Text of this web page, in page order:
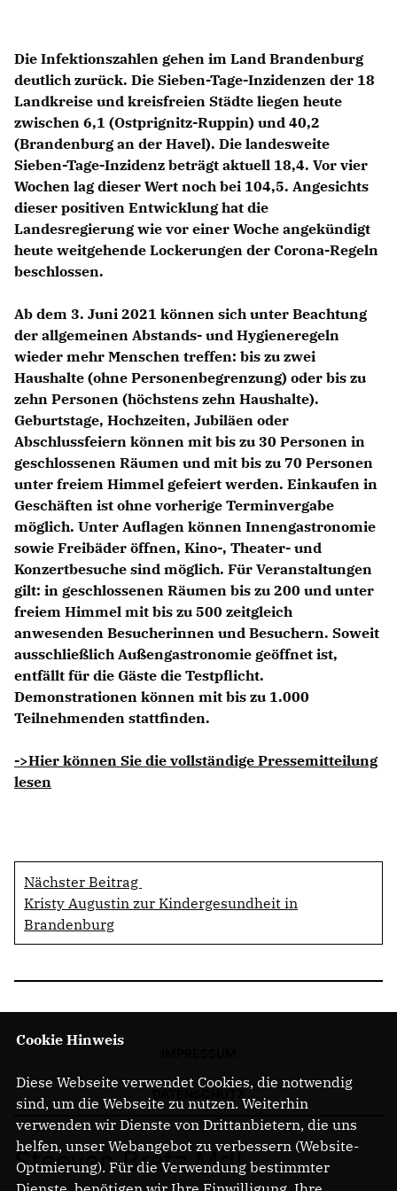
Die Infektionszahlen gehen im Land Brandenburg
deutlich zurück. Die Sieben-Tage-Inzidenzen der 18
Landkreise und kreisfreien Städte liegen heute
zwischen 6,1 (Ostprignitz-Ruppin) und 40,2
(Brandenburg an der Havel). Die landesweite
Sieben-Tage-Inzidenz beträgt aktuell 18,4. Vor vier
Wochen lag dieser Wert noch bei 104,5. Angesichts
dieser positiven Entwicklung hat die
Landesregierung wie vor einer Woche angekündigt
heute weitgehende Lockerungen der Corona-Regeln
beschlossen.
Ab dem 3. Juni 2021 können sich unter Beachtung
der allgemeinen Abstands- und Hygieneregeln
wieder mehr Menschen treffen: bis zu zwei
Haushalte (ohne Personenbegrenzung) oder bis zu
zehn Personen (höchstens zehn Haushalte).
Geburtstage, Hochzeiten, Jubiläen oder
Abschlussfeiern können mit bis zu 30 Personen in
geschlossenen Räumen und mit bis zu 70 Personen
unter freiem Himmel gefeiert werden. Einkaufen in
Geschäften ist ohne vorherige Terminvergabe
möglich. Unter Auflagen können Innengastronomie
sowie Freibäder öffnen, Kino-, Theater- und
Konzertbesuche sind möglich. Für Veranstaltungen
gilt: in geschlossenen Räumen bis zu 200 und unter
freiem Himmel mit bis zu 500 zeitgleich
anwesenden Besucherinnen und Besuchern. Soweit
ausschließlich Außengastronomie geöffnet ist,
entfällt für die Gäste die Testpflicht.
Demonstrationen können mit bis zu 1.000
Teilnehmenden stattfinden.
->Hier können Sie die vollständige Pressemitteilung
lesen
Nächster Beitrag
Kristy Augustin zur Kindergesundheit in
Brandenburg
Steeven Bretz MdL
Cookie Hinweis
Diese Webseite verwendet Cookies, die notwendig
sind, um die Webseite zu nutzen. Weiterhin
verwenden wir Dienste von Drittanbietern, die uns
helfen, unser Webangebot zu verbessern (Website-
Optmierung). Für die Verwendung bestimmter